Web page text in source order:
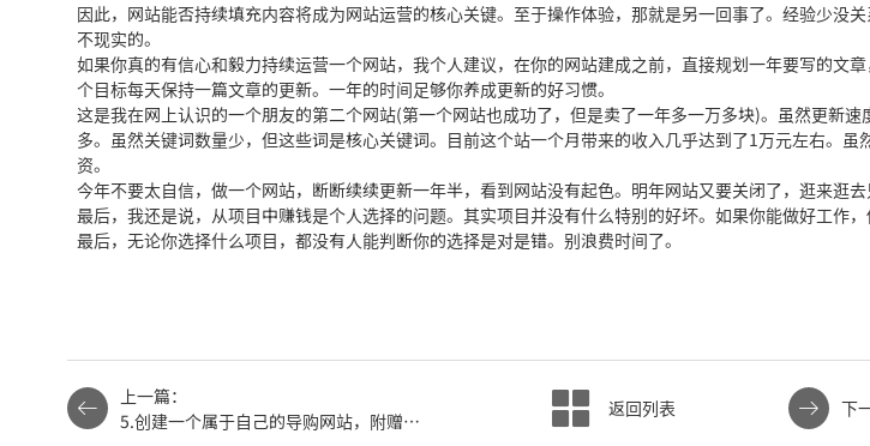
因此，网站能否持续填充内容将成为网站运营的核心关键。至于操作体验，那就是另一回事了。经验少没
不现实的。
如果你真的有信心和毅力持续运营一个网站，我个人建议，在你的网站建成之前，直接规划一年要写的文
个目标每天保持一篇文章的更新。一年的时间足够你养成更新的好习惯。
这是我在网上认识的一个朋友的第二个网站(第一个网站也成功了，但是卖了一年多一万多块)。虽然更新
多。虽然关键词数量少，但这些词是核心关键词。目前这个站一个月带来的收入几乎达到了1万元左右。虽
资。
今年不要太自信，做一个网站，断断续续更新一年半，看到网站没有起色。明年网站又要关闭了，逛来逛去
最后，我还是说，从项目中赚钱是个人选择的问题。其实项目并没有什么特别的好坏。如果你能做好工作，
最后，无论你选择什么项目，都没有人能判断你的选择是对是错。别浪费时间了。
上一篇：
5.创建一个属于自己的导购网站，附赠快
返回列表
下